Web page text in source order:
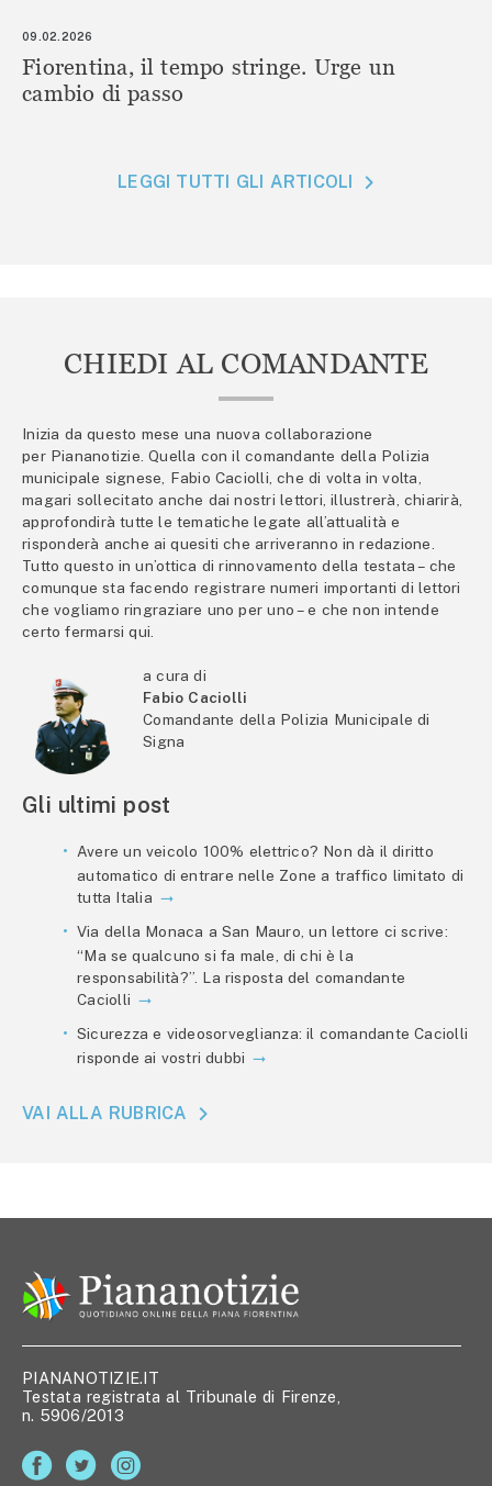
09.02.2026
Fiorentina, il tempo stringe. Urge un
cambio di passo
LEGGI TUTTI GLI ARTICOLI
CHIEDI AL COMANDANTE
Inizia da questo mese una nuova collaborazione
per Piananotizie. Quella con il comandante della Polizia
municipale signese, Fabio Caciolli, che di volta in volta,
magari sollecitato anche dai nostri lettori, illustrerà, chiarirà,
approfondirà tutte le tematiche legate all’attualità e
risponderà anche ai quesiti che arriveranno in redazione.
Tutto questo in un’ottica di rinnovamento della testata – che
comunque sta facendo registrare numeri importanti di lettori
che vogliamo ringraziare uno per uno – e che non intende
certo fermarsi qui.
a cura di
Fabio Caciolli
Comandante della Polizia Municipale di
Signa
Gli ultimi post
Avere un veicolo 100% elettrico? Non dà il diritto
automatico di entrare nelle Zone a traffico limitato di
tutta Italia
Via della Monaca a San Mauro, un lettore ci scrive:
“Ma se qualcuno si fa male, di chi è la
responsabilità?”. La risposta del comandante
Caciolli
Sicurezza e videosorveglianza: il comandante Caciolli
risponde ai vostri dubbi
VAI ALLA RUBRICA
PIANANOTIZIE.IT
Testata registrata al Tribunale di Firenze,
n. 5906/2013